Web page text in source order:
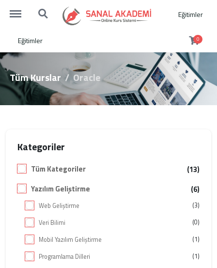
https://sanalakademi.demobul.com.tr/menu
https://sanalakademi.demobul.com.tr/search Eğitimler
Eğitimler 0
Tüm Kurslar Oracle
Kategoriler
Tüm Kategoriler
(13)
Yazılım Geliştirme
(6)
Web Geliştirme
(3)
Veri Bilimi
(0)
Mobil Yazılım Geliştirme
(1)
Programlama Dilleri
(1)